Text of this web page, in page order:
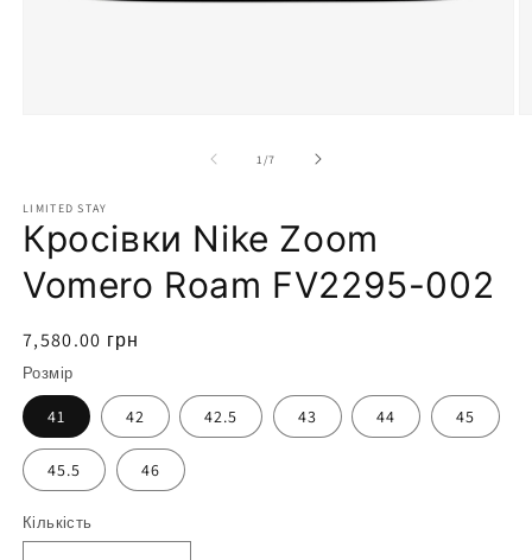
режимі
1 /з7
LIMITED STAY
Кросівки Nike Zoom
Vomero Roam FV2295-002
Звичайна
ціна
7,580.00 грн
Розмір
41 42 42.5 43 44 45
45.5 46
Кількість